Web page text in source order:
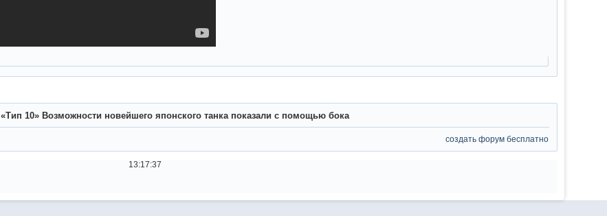
«Тип 10» Возможности новейшего японского танка показали с помощью бока
создать форум бесплатно
13:17:37